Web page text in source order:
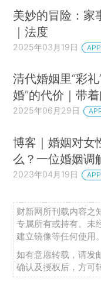
美妙的冒险：家
｜法度
2025年03月19日
清代婚姻里“彩
婚”的代价｜带
2025年06月29日
博客｜婚姻对女
么？一位婚姻调
2023年04月19日
财新网所刊载内容之
专属所有或持有。未
建立镜像等任何使用。
如有意愿转载，请发
确认及授权后，方可